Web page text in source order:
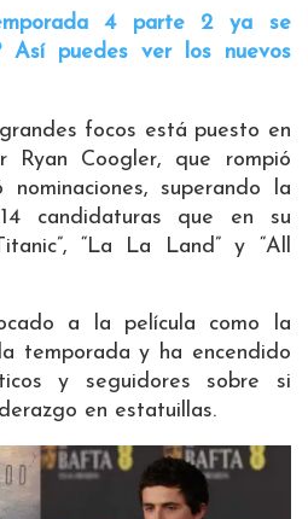
4 parte 2 ya se
Así puedes ver los nuevos
focos está puesto en
Ryan Coogler, que rompió
superando la
candidaturas que en su
“La La Land” y “All
a la película como la
temporada y ha encendido
y seguidores sobre si
en estatuillas.